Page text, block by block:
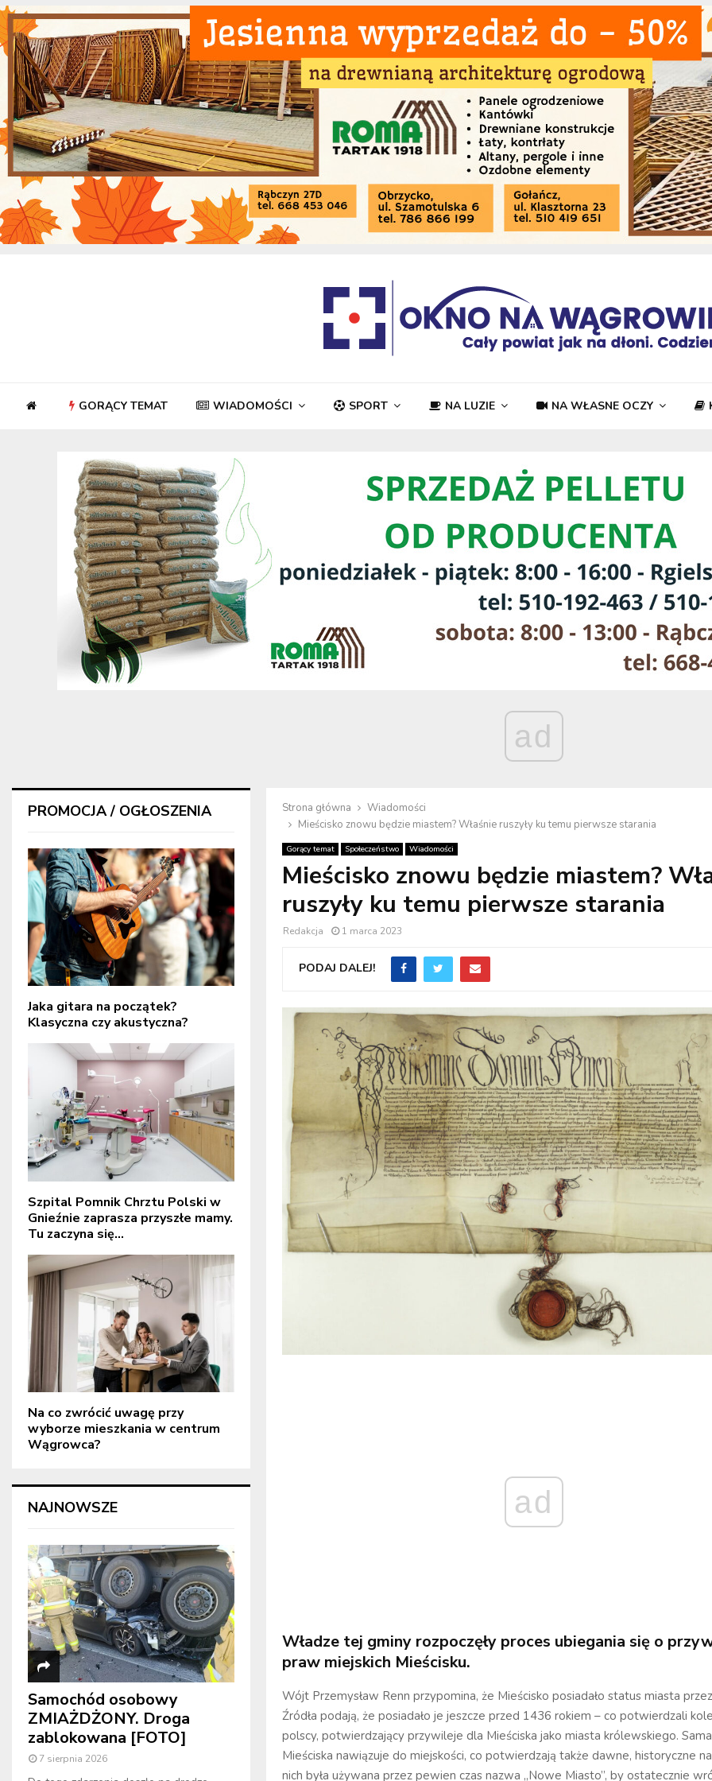
GORĄCY TEMAT WIADOMOŚCI SPORT NA LUZIE NA WŁASNE OCZY
ad
Strona główna
Wiadomości
Mieścisko znowu będzie miastem? Właśnie ruszyły ku temu pierwsze starania
Gorący temat Społeczeństwo Wiadomości
Mieścisko znowu będzie miastem?
ruszyły ku temu pierwsze starania
Redakcja 1 marca 2023
PODAJ DALEJ!
ad
Władze tej gminy rozpoczęły proces ubiegania się o
praw miejskich Mieścisku.
Wójt Przemysław Renn przypomina, że Mieścisko posiadało status miasta
Źródła podają, że posiadało je jeszcze przed 1436 rokiem – co potwierdzali
polscy, potwierdzający przywileje dla Mieściska jako miasta królewskiego.
Mieściska nawiązuje do miejskości, co potwierdzają także dawne, historyczne
nich była używana przez pewien czas nazwa „Nowe Miasto”, by ostatecznie
PROMOCJA / OGŁOSZENIA
Jaka gitara na początek?
Klasyczna czy akustyczna?
Szpital Pomnik Chrztu Polski w
Gnieźnie zaprasza przyszłe mamy.
Tu zaczyna się...
Na co zwrócić uwagę przy
wyborze mieszkania w centrum
Wągrowca?
NAJNOWSZE
Samochód osobowy
ZMIAŻDŻONY. Droga
zablokowana [FOTO]
7 sierpnia 2026